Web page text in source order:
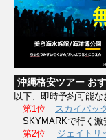
沖縄格安ツアー お
以下、即時予約可能な
第1位
スカイパッ
SKYMARKで行く激
第2位
ジェイトリ